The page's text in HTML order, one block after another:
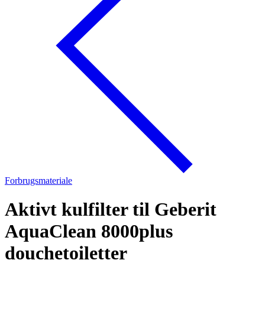
Forbrugsmateriale
Aktivt kulfilter til Geberit
AquaClean 8000plus
douchetoiletter